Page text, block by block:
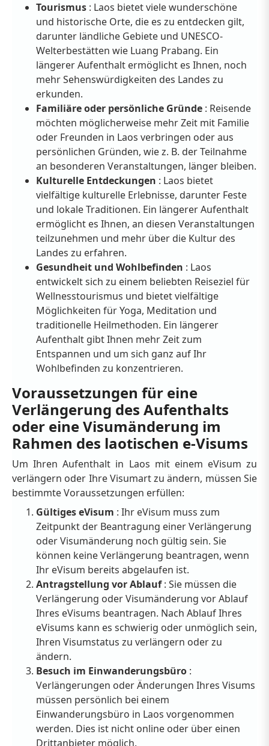
Tourismus : Laos bietet viele wunderschöne
und historische Orte, die es zu entdecken gilt,
darunter ländliche Gebiete und UNESCO-
Welterbestätten wie Luang Prabang. Ein
längerer Aufenthalt ermöglicht es Ihnen, noch
mehr Sehenswürdigkeiten des Landes zu
erkunden.
Familiäre oder persönliche Gründe : Reisende
möchten möglicherweise mehr Zeit mit Familie
oder Freunden in Laos verbringen oder aus
persönlichen Gründen, wie z. B. der Teilnahme
an besonderen Veranstaltungen, länger bleiben.
Kulturelle Entdeckungen : Laos bietet
vielfältige kulturelle Erlebnisse, darunter Feste
und lokale Traditionen. Ein längerer Aufenthalt
ermöglicht es Ihnen, an diesen Veranstaltungen
teilzunehmen und mehr über die Kultur des
Landes zu erfahren.
Gesundheit und Wohlbefinden : Laos
entwickelt sich zu einem beliebten Reiseziel für
Wellnesstourismus und bietet vielfältige
Möglichkeiten für Yoga, Meditation und
traditionelle Heilmethoden. Ein längerer
Aufenthalt gibt Ihnen mehr Zeit zum
Entspannen und um sich ganz auf Ihr
Wohlbefinden zu konzentrieren.
Voraussetzungen für eine
Verlängerung des Aufenthalts
oder eine Visumänderung im
Rahmen des laotischen e-Visums
Um Ihren Aufenthalt in Laos mit einem eVisum zu
verlängern oder Ihre Visumart zu ändern, müssen Sie
bestimmte Voraussetzungen erfüllen:
Gültiges eVisum : Ihr eVisum muss zum
Zeitpunkt der Beantragung einer Verlängerung
oder Visumänderung noch gültig sein. Sie
können keine Verlängerung beantragen, wenn
Ihr eVisum bereits abgelaufen ist.
Antragstellung vor Ablauf: Sie müssen die
Verlängerung oder Visumänderung vor Ablauf
Ihres eVisums beantragen. Nach Ablauf Ihres
eVisums kann es schwierig oder unmöglich sein,
Ihren Visumstatus zu verlängern oder zu
ändern.
Besuch im Einwanderungsbüro :
Verlängerungen oder Änderungen Ihres Visums
müssen persönlich bei einem
Einwanderungsbüro in Laos vorgenommen
werden. Dies ist nicht online oder über einen
Drittanbieter möglich.